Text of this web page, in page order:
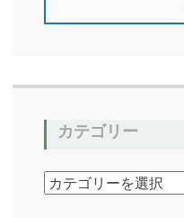
カテゴリー
カ
テ